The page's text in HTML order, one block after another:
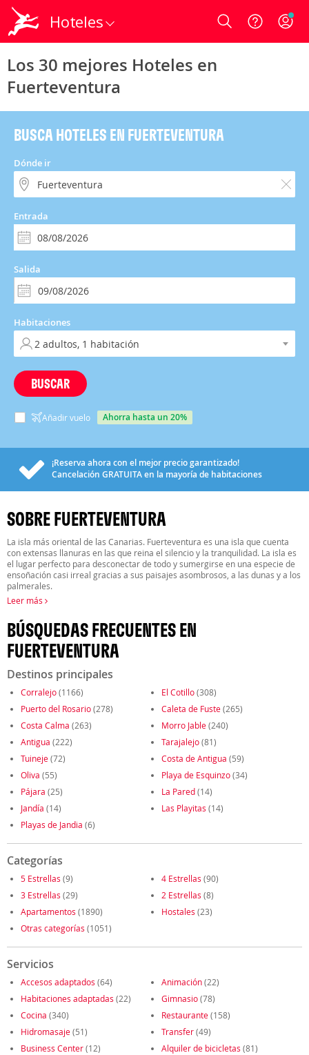
Hoteles Login
Los 30 mejores Hoteles en
Fuerteventura
BUSCA HOTELES EN FUERTEVENTURA
Dónde ir
Entrada
Salida
Habitaciones
BUSCAR
Añadir vuelo ahorra hasta un 20%
¡Reserva ahora con el mejor precio garantizado!
Cancelación GRATUITAen la mayoría de habitaciones
SOBRE FUERTEVENTURA
La isla más oriental de las Canarias. Fuerteventura es una isla que cuenta
con extensas llanuras en las que reina el silencio y la tranquilidad. La isla es
el lugar perfecto para desconectar de todo y sumergirse en una especie de
ensoñación casi irreal gracias a sus paisajes asombrosos, a las dunas y a los
palmerales.
Leer más
BÚSQUEDAS FRECUENTES EN
FUERTEVENTURA
Destinos principales
Corralejo(1166) El Cotillo(308)
Puerto del Rosario(278) Caleta de Fuste(265)
Costa Calma (263) Morro Jable(240)
Antigua (222) Tarajalejo(81)
Tuineje(72) Costa de Antigua (59)
Oliva (55) Playa de Esquinzo(34)
Pájara (25) La Pared(14)
Jandía (14) Las Playitas (14)
Playas de Jandia (6)
Categorías
5 Estrellas (9) 4 Estrellas (90)
3 Estrellas (29) 2 Estrellas (8)
Apartamentos (1890) Hostales (23)
Otras categorías (1051)
Servicios
Accesos adaptados (64) Animación(22)
Habitaciones adaptadas (22) Gimnasio(78)
Cocina (340) Restaurante(158)
Hidromasaje(51) Transfer(49)
Business Center(12) Alquiler de bicicletas (81)